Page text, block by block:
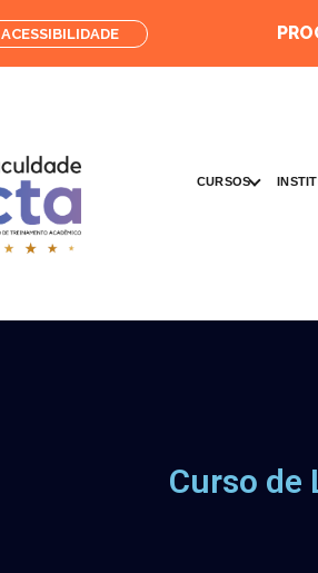
ACESSIBILIDADE
CURSOS
Curso de